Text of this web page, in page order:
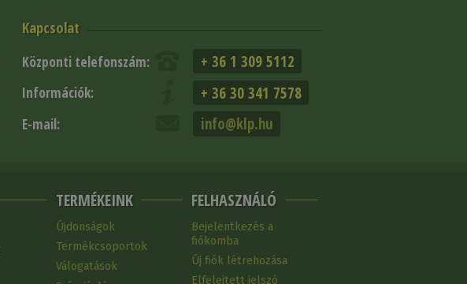
Kapcsolat
Központi telefonszám: + 36 1 309 5112
Információk: + 36 30 341 7578
E-mail: info@klp.hu
TERMÉKEINK
Újdonságok
Termékcsoportok
Válogatások
FELHASZNÁLÓ
Bejelentkezés a
fiókomba
Új fiók létrehozása
Elfelejtett jelszó